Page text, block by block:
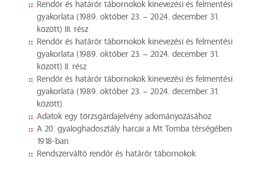
Rendőr és határőr tábornokok kinevezési és felmentési
gyakorlata (1989. október 23. – 2024. december 31.
között) III. rész
Rendőr és határőr tábornokok kinevezési és felmentési
gyakorlata (1989. október 23. – 2024. december 31.
között) II. rész
Rendőr és határőr tábornokok kinevezési és felmentési
gyakorlata (1989. október 23. – 2024. december 31.
között)
Adatok egy törzsgárdajelvény adományozásához
A 20. gyaloghadosztály harcai a Mt Tomba térségében
1918-ban
Rendszerváltó rendőr és határőr tábornokok